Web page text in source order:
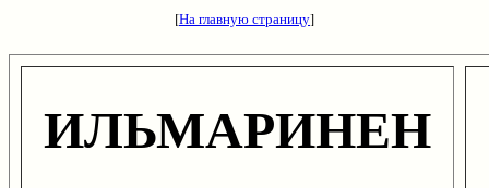
[На главную страницу]
ИЛЬМАРИНЕН